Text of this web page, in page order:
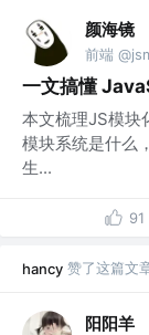
颜海镜
前端
一文搞懂
本文梳理JS模块
模块系统是什么
生...
91
hancy 赞了这篇文
阳阳羊